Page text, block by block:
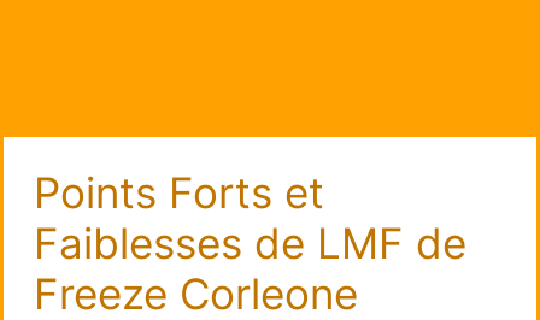
Points Forts et
Faiblesses de LMF de
Freeze Corleone